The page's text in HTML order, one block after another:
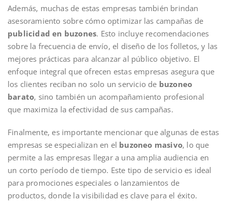
Además, muchas de estas empresas también brindan
asesoramiento sobre cómo optimizar las campañas de
publicidad en buzones. Esto incluye recomendaciones
sobre la frecuencia de envío, el diseño de los folletos, y las
mejores prácticas para alcanzar al público objetivo. El
enfoque integral que ofrecen estas empresas asegura que
los clientes reciban no solo un servicio de buzoneo
barato, sino también un acompañamiento profesional
que maximiza la efectividad de sus campañas.
Finalmente, es importante mencionar que algunas de estas
empresas se especializan en el buzoneo masivo, lo que
permite a las empresas llegar a una amplia audiencia en
un corto período de tiempo. Este tipo de servicio es ideal
para promociones especiales o lanzamientos de
productos, donde la visibilidad es clave para el éxito.